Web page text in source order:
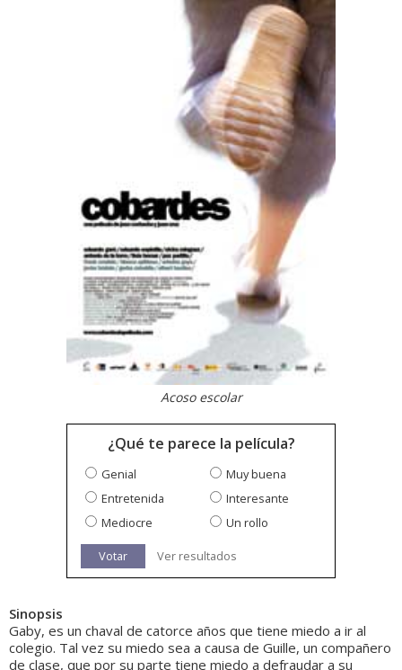
Acoso escolar
¿Qué te parece la película?
Genial
Muy buena
Entretenida
Interesante
Mediocre
Un rollo
Votar Ver resultados
Sinopsis
Gaby, es un chaval de catorce años que tiene miedo a ir al
colegio. Tal vez su miedo sea a causa de Guille, un compañero
de clase, que por su parte tiene miedo a defraudar a su